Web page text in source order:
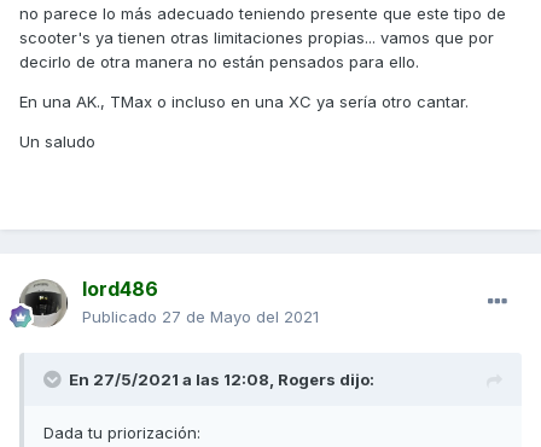
no parece lo más adecuado teniendo presente que este tipo de
scooter's ya tienen otras limitaciones propias... vamos que por
decirlo de otra manera no están pensados para ello.
En una AK., TMax o incluso en una XC ya sería otro cantar.
Un saludo
lord486
Publicado 27 de Mayo del 2021
En 27/5/2021 a las 12:08, Rogers dijo:
Dada tu priorización: